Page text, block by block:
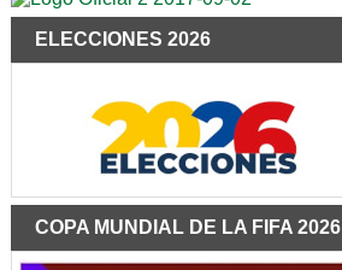
ELECCIONES 2026
COPA MUNDIAL DE LA FIFA 2026